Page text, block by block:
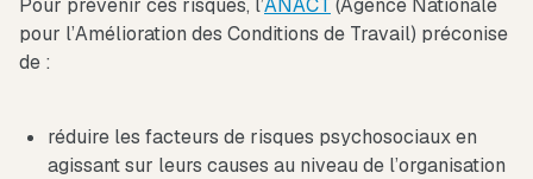
Pour prévenir ces risques, l’ANACT (Agence Nationale
pour l’Amélioration des Conditions de Travail) préconise
de :
réduire les facteurs de risques psychosociaux en
agissant sur leurs causes au niveau de l’organisation